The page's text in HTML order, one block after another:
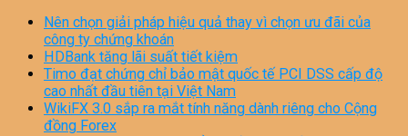
Nên chọn giải pháp hiệu quả thay vì chọn ưu đãi của
công ty chứng khoán
HDBank tăng lãi suất tiết kiệm
Timo đạt chứng chỉ bảo mật quốc tế PCI DSS cấp độ
cao nhất đầu tiên tại Việt Nam
WikiFX 3.0 sắp ra mắt tính năng dành riêng cho Cộng
đồng Forex